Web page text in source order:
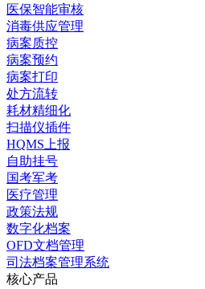
医保智能审核
消毒供应管理
病案质控
病案预约
病案打印
处方流转
耗材精细化
扫描仪插件
HQMS上报
自助挂号
国考军考
医疗管理
政策法规
数字化档案
OFD文档管理
司法档案管理系统
核心产品